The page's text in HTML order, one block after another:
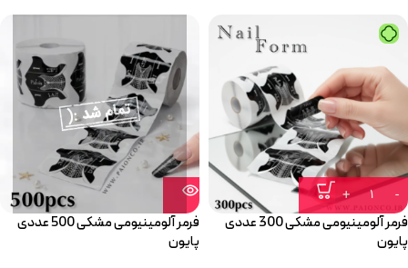
فرمر آلومینیومی مشکی 300 عددی
پایون
فرمر آلومینیومی مشکی 500 عددی
پایون